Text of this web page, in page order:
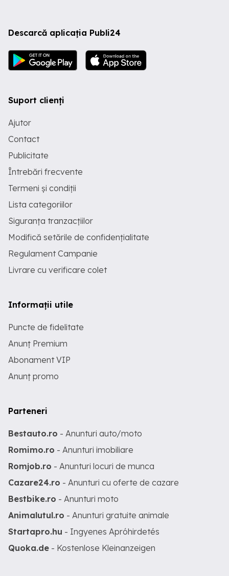
Descarcă aplicația Publi24
Suport clienți
Ajutor
Contact
Publicitate
Întrebări frecvente
Termeni și condiții
Lista categoriilor
Siguranța tranzacțiilor
Modifică setările de confidențialitate
Regulament Campanie
Livrare cu verificare colet
Informații utile
Puncte de fidelitate
Anunț Premium
Abonament VIP
Anunț promo
Parteneri
Bestauto.ro - Anunturi auto/moto
Romimo.ro - Anunturi imobiliare
Romjob.ro - Anunturi locuri de munca
Cazare24.ro - Anunturi cu oferte de cazare
Bestbike.ro - Anunturi moto
Animalutul.ro - Anunturi gratuite animale
Startapro.hu - Ingyenes Apróhirdetés
Quoka.de - Kostenlose Kleinanzeigen